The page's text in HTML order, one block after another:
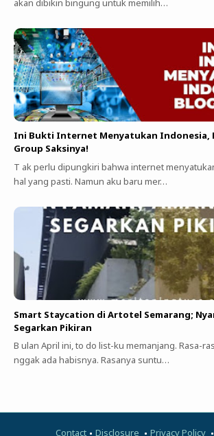
akan dibikin bingung untuk memilih…
Ini Bukti Internet Menyatukan Indonesia,
Group Saksinya!
T ak perlu dipungkiri bahwa internet
hal yang pasti. Namun aku baru mer…
Smart Staycation di Artotel Semarang;
Segarkan Pikiran
B ulan April ini, to do list-ku memanjang. Rasa-
nggak ada habisnya. Rasanya suntu…
Contact Disclosure Privacy Policy